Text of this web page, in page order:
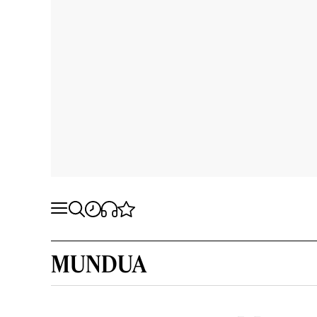
MUNDUA